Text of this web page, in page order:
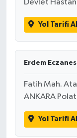
Devlet
Yol Tarifi Al
Erdem
Fatih Mah.
ANKARA
Yol Tarifi Al